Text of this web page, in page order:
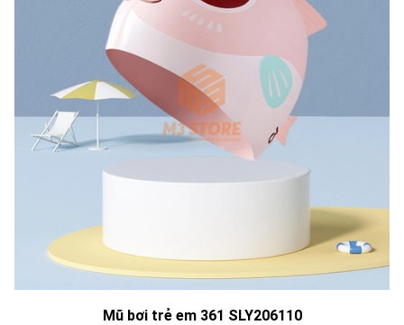
Mũ bơi trẻ em 361 SLY206110